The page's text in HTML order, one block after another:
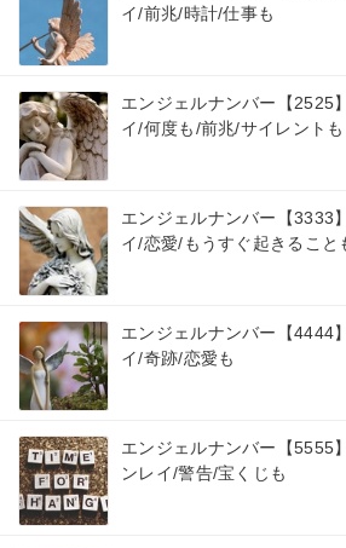
イ/前兆/時計/仕事も
エンジェルナンバー【2525
イ/何度も/前兆/サイレントも
エンジェルナンバー【3333
イ/恋愛/もうすぐ起きること
エンジェルナンバー【4444
イ/奇跡/恋愛も
エンジェルナンバー【5555
ンレイ/警告/宝くじも